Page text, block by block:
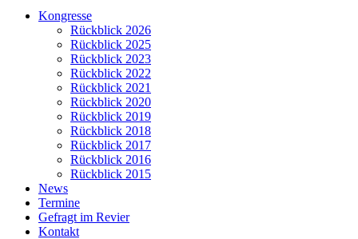
Kongresse
Rückblick 2026
Rückblick 2025
Rückblick 2023
Rückblick 2022
Rückblick 2021
Rückblick 2020
Rückblick 2019
Rückblick 2018
Rückblick 2017
Rückblick 2016
Rückblick 2015
News
Termine
Gefragt im Revier
Kontakt